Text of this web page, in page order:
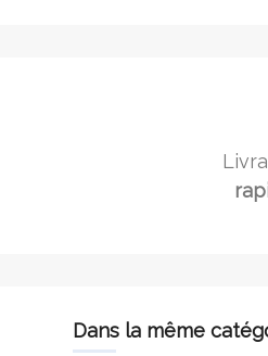
dans la même